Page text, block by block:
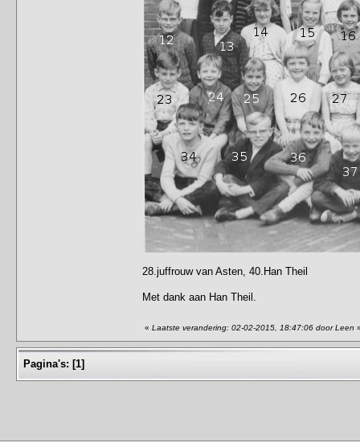
28.juffrouw van Asten, 40.Han Theil
Met dank aan Han Theil.
« Laatste verandering: 02-02-2015, 18:47:06 door Leen
Pagina's: [1]